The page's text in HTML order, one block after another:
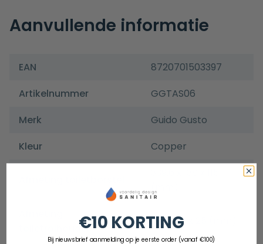
Aanvullende informatie
EAN
8720701503397
Artikelnummer
GGTAS06
Merk
Guido Gusto
Kleur
Copper
toiletrolhouder
210 x 70 x 25 (mm)
€10 KORTING
Bij nieuwsbrief aanmelding op je eerste order (vanaf €100)